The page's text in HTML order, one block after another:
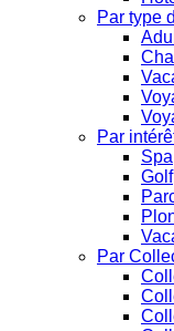
Par type
Par
Spa
Golf
Par